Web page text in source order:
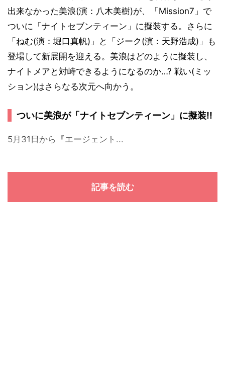
出来なかった美浪(演：八木美樹)が、「Mission7」で
ついに「ナイトセブンティーン」に擬装する。さらに
「ねむ(演：堀口真帆)」と「ジーク(演：天野浩成)」も
登場して新展開を迎える。美浪はどのように擬装し、
ナイトメアと対峙できるようになるのか…? 戦い(ミッ
ション)はさらなる次元へ向かう。
ついに美浪が「ナイトセブンティーン」に擬装!!
5月31日から『エージェント...
記事を読む